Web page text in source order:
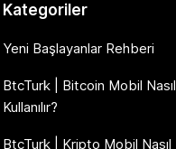
Kategoriler
Yeni Başlayanlar Rehberi
BtcTurk | Bitcoin Mobil Nasıl
Kullanılır?
BtcTurk | Kripto Mobil Nasıl